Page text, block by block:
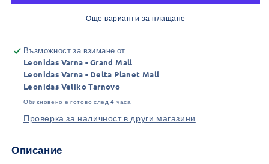
180
180
гр
Още варианти за плащане
Възможност за взимане от
Leonidas Varna - Grand Mall
Leonidas Varna - Delta Planet Mall
Leonidas Veliko Tarnovo
Обикновено е готово след 4 часа
Проверка за наличност в други магазини
Описание